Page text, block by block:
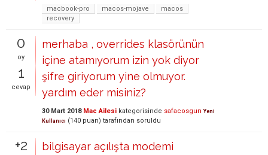
macbook-pro
macos-mojave
macos
recovery
0
oy
1
cevap
merhaba , overrides klasörünün
içine atamıyorum izin yok diyor
şifre giriyorum yine olmuyor.
yardım eder misiniz?
30 Mart 2018 Mac Ailesi kategorisinde safacosgun Yeni
Kullanıcı (140 puan) tarafından soruldu
+2
bilgisayar açılışta modemi